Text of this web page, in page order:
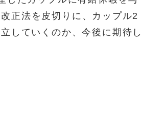
正法を皮切りに、カップル2
していくのか、今後に期待し